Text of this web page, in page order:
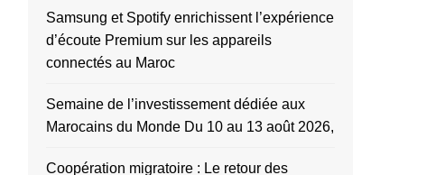
Samsung et Spotify enrichissent l’expérience
d’écoute Premium sur les appareils
connectés au Maroc
Semaine de l’investissement dédiée aux
Marocains du Monde Du 10 au 13 août 2026,
Coopération migratoire : Le retour des